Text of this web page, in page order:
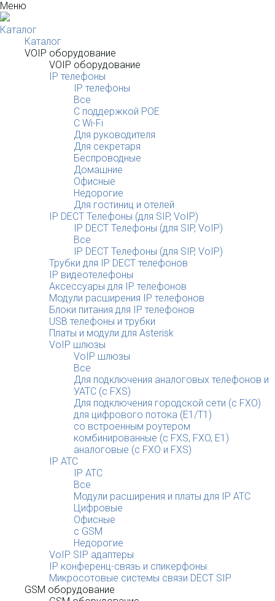
Меню
Каталог
Каталог
VOIP оборудование
VOIP оборудование
IP телефоны
IP телефоны
Все
С поддержкой POE
C Wi-Fi
Для руководителя
Для секретаря
Беспроводные
Домашние
Офисные
Недорогие
Для гостиниц и отелей
IP DECT Телефоны (для SIP, VoIP)
IP DECT Телефоны (для SIP, VoIP)
Все
IP DECT Телефоны (для SIP, VoIP)
Трубки для IP DECT телефонов
IP видеотелефоны
Аксессуары для IP телефонов
Модули расширения IP телефонов
Блоки питания для IP телефонов
USB телефоны и трубки
Платы и модули для Asterisk
VoIP шлюзы
VoIP шлюзы
Все
Для подключения аналоговых телефонов и
УАТС (с FXS)
Для подключения городской сети (с FXO)
для цифрового потока (E1/T1)
со встроенным роутером
комбинированные (c FXS, FXO, E1)
аналоговые (с FXO и FXS)
IP АТС
IP АТС
Все
Модули расширения и платы для IP АТС
Цифровые
Офисные
с GSM
Недорогие
VoIP SIP адаптеры
IP конференц-связь и спикерфоны
Микросотовые системы связи DECT SIP
GSM оборудование